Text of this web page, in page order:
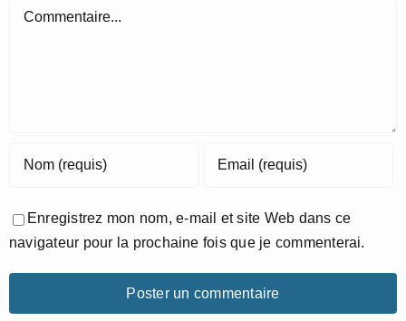
Commentaire
Enregistrez mon nom, e-mail et site Web dans ce
navigateur pour la prochaine fois que je commenterai.